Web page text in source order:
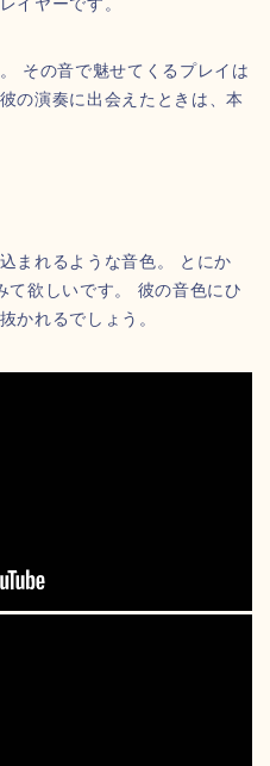
イヤーです。
その音で魅せてくるプレイは
の演奏に出会えたときは、本
まれるような音色。 とにか
て欲しいです。 彼の音色にひ
かれるでしょう。